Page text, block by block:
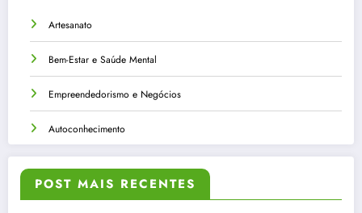
Artesanato
Bem-Estar e Saúde Mental
Empreendedorismo e Negócios
Autoconhecimento
POST MAIS RECENTES